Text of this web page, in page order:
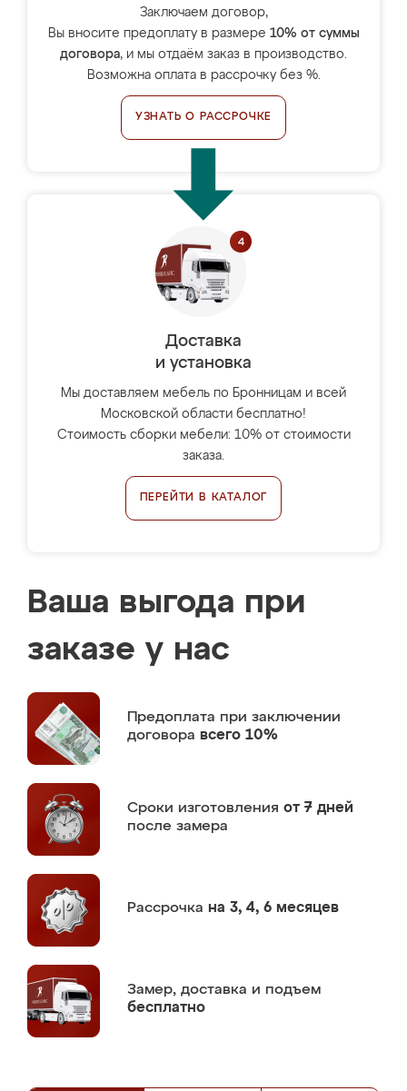
Заключаем договор,
Вы вносите предоплату в размере 10% от суммы
договора, и мы отдаём заказ в производство.
Возможна оплата в рассрочку без %.
УЗНАТЬ О РАССРОЧКЕ
Доставка
и установка
Мы доставляем мебель по Бронницам и всей
Московской области бесплатно!
Стоимость сборки мебели: 10% от стоимости
заказа.
ПЕРЕЙТИ В КАТАЛОГ
Ваша выгода при
заказе у нас
Предоплата при заключении
договора всего 10%
Сроки изготовления от 7 дней
после замера
Рассрочка на 3, 4, 6 месяцев
Замер, доставка и подъем
бесплатно